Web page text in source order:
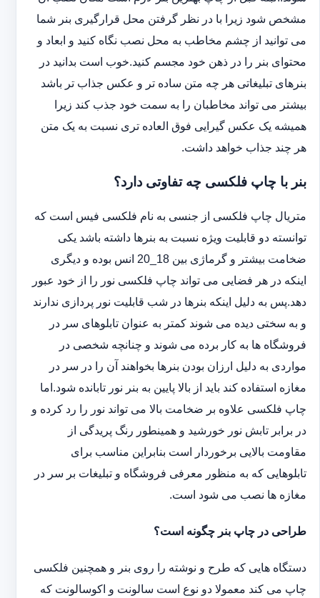
مشخص شود زیرا با در نظر گرفتن محل قرارگیری بنر شما
می توانید از چشم مخاطب به محل نصب نگاه کنید و ابعاد و
محتوای بنر را در ذهن خود مجسم کنید.خوب است بدانید در
بنرهای تبلیغاتی هر چه متن ساده تر و عکس جذاب تر باشد
بیشتر می تواند مخاطبان را به سمت خود جذب کند زیرا
همیشه یک عکس گیرایی فوق العاده تری نسبت به یک متن
هر چند جذاب خواهد داشت.
بنر با چاپ فلکسی چه تفاوتی دارد؟
متریال چاپ فلکسی از جنسی به نام فلکسی فیس است که
توانسته دو قابلیت ویژه نسبت به بنرها داشته باشد یکی
ضخامت بیشتر و گرماژی بین 18_20 انس بوده و دیگری
اینکه در هر فضایی می تواند چاپ فلکسی نور را از خود عبور
دهد.پس به دلیل اینکه بنرها در شب قابلیت نور پردازی ندارند
و به سختی دیده می شوند کمتر به عنوان تابلوهای سر در
فروشگاه ها به کار برده می شوند و چنانچه شخصی در
مواردی به دلیل ارزان بودن بنرها بخواهند آن را در سر در
مغازه استفاده کند باید از بالا پایین به بنر نور تابانده شود.اما
چاپ فلکسی علاوه بر ضخامت بالا می تواند نور را رد کرده و
در برابر تابش نور خورشید و همینطور رنگ پریدگی از
مقاومت بالایی برخوردار است بنابراین مناسب برای
تابلوهایی که به منظور معرفی فروشگاه و تبلیغات بر سر در
مغازه ها نصب می شود است.
طراحی در چاپ بنر چگونه است؟
دستگاه هایی که طرح و نوشته را روی بنر و همچنین فلکسی
چاپ می کند معمولا دو نوع است سالونت و اکوسالونت که